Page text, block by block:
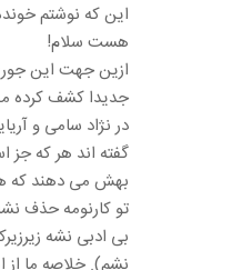
این که نوشتم
هست سلام!
ازین جهت این
جدیدا کشف کرده
در نژاد سامی و
بهش می دهند که
تو کارنومه حذف
بی ادبی نشه